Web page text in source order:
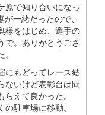
原で知り合いになっ
一緒だったので、
様をはじめ、選手の
で。ありがとうござ
にもどってレース結
ないけど表彰台は間
えて良かった。
駐車場に移動。